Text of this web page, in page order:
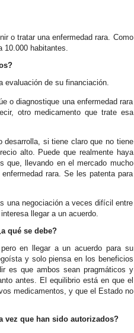
o tratar una enfermedad rara. Como
habitantes.
evaluación de su financiación.
o diagnostique una enfermedad rara
otro medicamento que trate esa
desarrolla, si tiene claro que no tiene
alto. Puede que realmente haya
que, llevando en el mercado mucho
rara. Se les patenta para
una negociación a veces difícil entre
llegar a un acuerdo.
qué se debe?
en llegar a un acuerdo para su
y solo piensa en los beneficios
es que ambos sean pragmáticos y
antes. El equilibrio está en que el
medicamentos, y que el Estado no
vez que han sido autorizados?